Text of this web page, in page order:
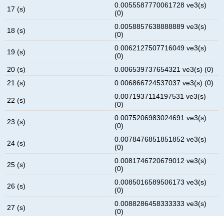
17 (s)
0.0055587770061728 ve3(s)
(0)
18 (s)
0.0058857638888889 ve3(s)
(0)
19 (s)
0.0062127507716049 ve3(s)
(0)
20 (s)
0.006539737654321 ve3(s) (0)
21 (s)
0.006866724537037 ve3(s) (0)
22 (s)
0.0071937114197531 ve3(s)
(0)
23 (s)
0.0075206983024691 ve3(s)
(0)
24 (s)
0.0078476851851852 ve3(s)
(0)
25 (s)
0.0081746720679012 ve3(s)
(0)
26 (s)
0.0085016589506173 ve3(s)
(0)
27 (s)
0.0088286458333333 ve3(s)
(0)